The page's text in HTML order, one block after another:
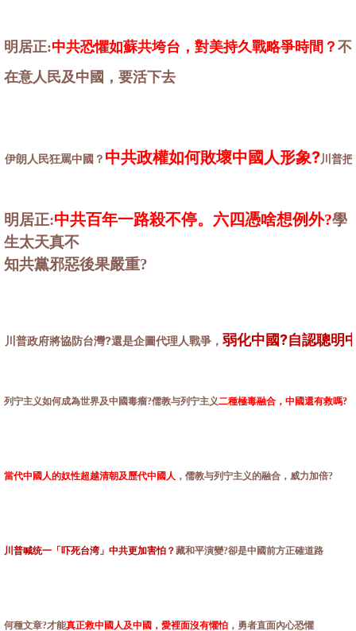
明居正:中共恐懼如蘇共垮台，對美持久戰略爭時間？ 不
在意人民及中國，要活下去
伊朗人民狂罵中國？ 中共政權如何敗壞中國人形象?川普
明居正:中共百年一路殺不停。六四憑啥想例外?學
生太天真不
知共黨邪惡後果嚴重?
川普政府將協防台灣?還是企圖代理人戰爭， 弱化中國?自認聰明
列宁主义如何成為世界及中國毒瘤?儒教与列宁主义二種極毒融合，中國還有救嗎?
當代中國人的奴性超越清朝及歷代中國人 ，儒教与列宁主义的融合，威力加倍?
川普喊统一「吓死台湾」中共更加害怕？藏和平演變?卻是中國前方正確道路
何種文章?才能真正救中國人及中國，愛裡面沒有懼怕，勇者直面內心恐懼